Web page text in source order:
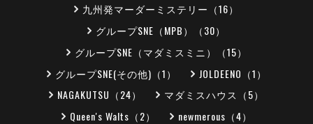
九州発マーダーミステリー（16）
グループSNE（MPB）（30）
グループSNE（マダミスミニ）（15）
グループSNE(その他)（1）
JOLDEENO（1）
NAGAKUTSU（24）
マダミスハウス（5）
Queen's Walts（2）
newmerous（4）